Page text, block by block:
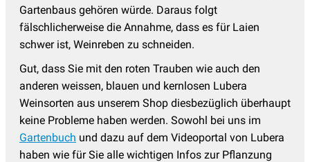
Gartenbaus gehören würde. Daraus folgt
fälschlicherweise die Annahme, dass es für Laien
schwer ist, Weinreben zu schneiden.
Gut, dass Sie mit den roten Trauben wie auch den
anderen weissen, blauen und kernlosen Lubera
Weinsorten aus unserem Shop diesbezüglich überhaupt
keine Probleme haben werden. Sowohl bei uns im
Gartenbuch und dazu auf dem Videoportal von Lubera
haben wie für Sie alle wichtigen Infos zur Pflanzung